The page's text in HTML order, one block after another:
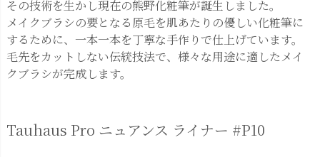
その技術を生かし現在の熊野化粧筆が誕生しました。
メイクブラシの要となる原毛を肌あたりの優しい化粧筆に
するために、一本一本を丁寧な手作りで仕上げています。
毛先をカットしない伝統技法で、様々な用途に適したメイ
クブラシが完成します。
Tauhaus Pro ニュアンス ライナー #P10